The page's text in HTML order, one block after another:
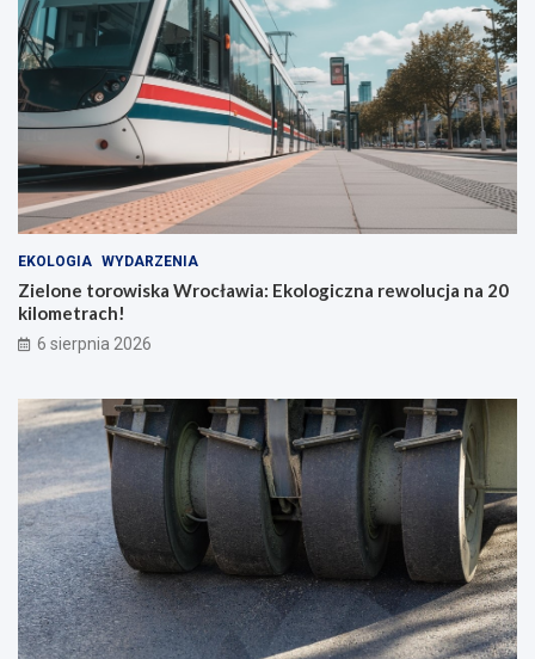
EKOLOGIA WYDARZENIA
Zielone torowiska Wrocławia: Ekologiczna rewolucja na 20
kilometrach!
6 sierpnia 2026